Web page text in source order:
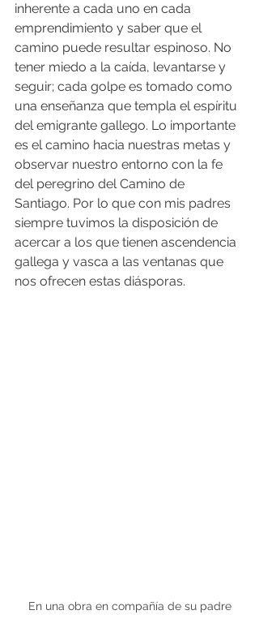
inherente a cada uno en cada
emprendimiento y saber que el
camino puede resultar espinoso. No
tener miedo a la caída, levantarse y
seguir; cada golpe es tomado como
una enseñanza que templa el espíritu
del emigrante gallego. Lo importante
es el camino hacia nuestras metas y
observar nuestro entorno con la fe
del peregrino del Camino de
Santiago. Por lo que con mis padres
siempre tuvimos la disposición de
acercar a los que tienen ascendencia
gallega y vasca a las ventanas que
nos ofrecen estas diásporas.
En una obra en compañía de su padre